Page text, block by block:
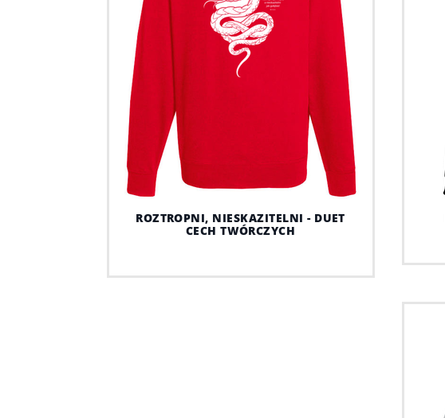
ROZTROPNI, NIESKAZITELNI - DUET
CECH TWÓRCZYCH